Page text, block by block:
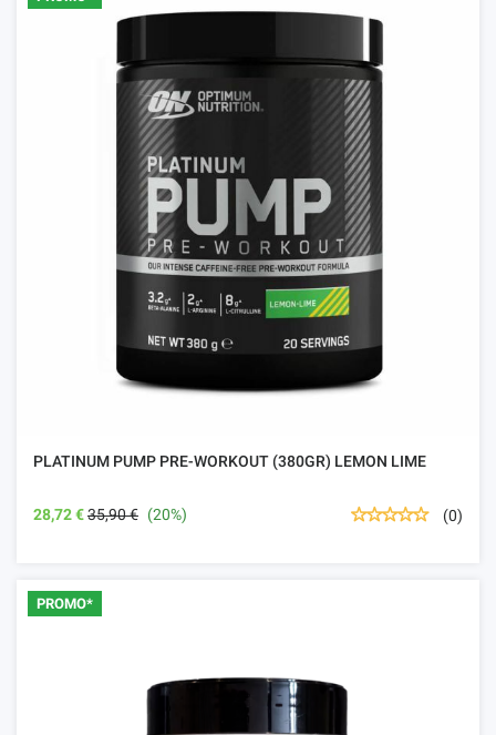
PLATINUM PUMP PRE-WORKOUT (380GR) LEMON LIME
28,72 €35,90 € (20%) (0)
PROMO*